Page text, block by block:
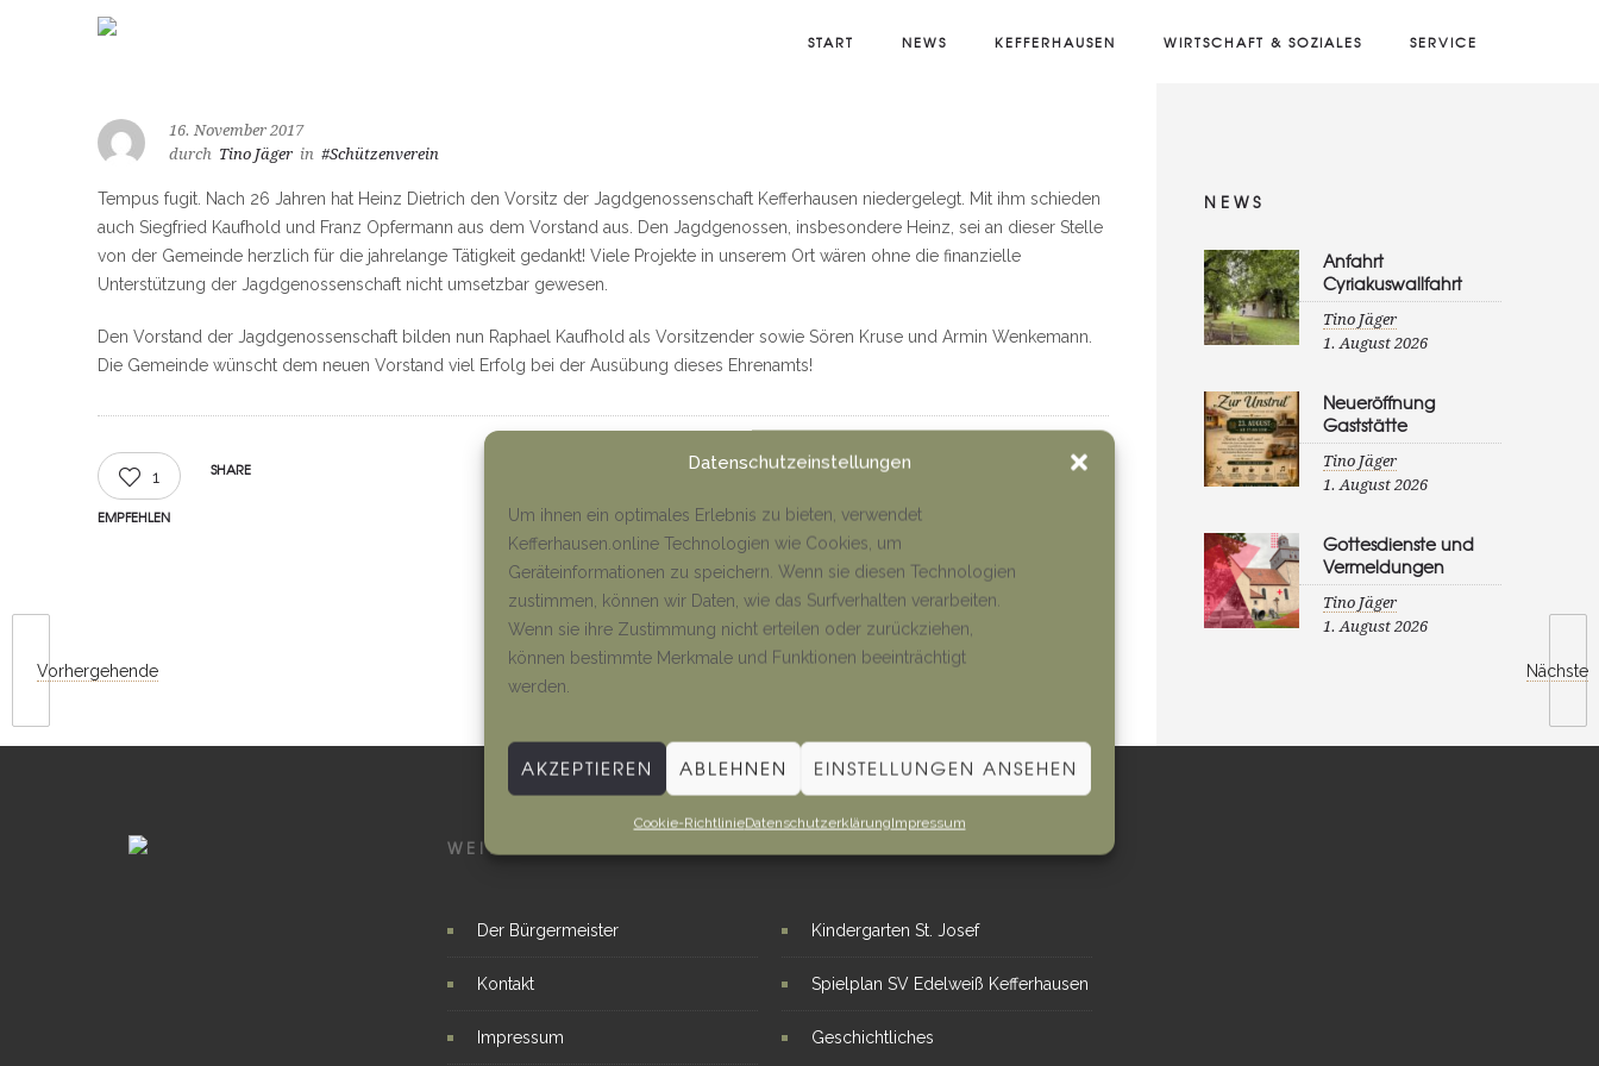
Datenschutzeinstellungen
Um ihnen ein optimales Erlebnis zu bieten, verwendet
Kefferhausen.online Technologien wie Cookies, um
Geräteinformationen zu speichern. Wenn sie diesen Technologien
zustimmen, können wir Daten, wie das Surfverhalten verarbeiten.
Wenn sie ihre Zustimmung nicht erteilen oder zurückziehen,
können bestimmte Merkmale und Funktionen beeinträchtigt
werden.
AKZEPTIEREN ABLEHNEN EINSTELLUNGEN ANSEHEN
Cookie-RichtlinieDatenschutzerklärungImpressum
START NEWS KEFFERHAUSEN WIRTSCHAFT & SOZIALES SERVICE
Vorhergehende Nächste
16. November 2017
durch Tino Jäger in #Schützenverein
Tempus fugit. Nach 26 Jahren hat Heinz Dietrich den Vorsitz der Jagdgenossenschaft Kefferhausen niedergelegt. Mit ihm schieden
auch Siegfried Kaufhold und Franz Opfermann aus dem Vorstand aus. Den Jagdgenossen, insbesondere Heinz, sei an dieser Stelle
von der Gemeinde herzlich für die jahrelange Tätigkeit gedankt! Viele Projekte in unserem Ort wären ohne die finanzielle
Unterstützung der Jagdgenossenschaft nicht umsetzbar gewesen.
Den Vorstand der Jagdgenossenschaft bilden nun Raphael Kaufhold als Vorsitzender sowie Sören Kruse und Armin Wenkemann.
Die Gemeinde wünscht dem neuen Vorstand viel Erfolg bei der Ausübung dieses Ehrenamts!
1
EMPFEHLEN
SHARE #Vorstand
NEWS
Anfahrt
Cyriakuswallfahrt
Tino Jäger
1. August 2026
Neueröffnung
Gaststätte
Tino Jäger
1. August 2026
Gottesdienste und
Vermeldungen
Tino Jäger
1. August 2026
WEITERE LINKS
Der Bürgermeister
Kontakt
Impressum
Kindergarten St. Josef
Spielplan SV Edelweiß Kefferhausen
Geschichtliches